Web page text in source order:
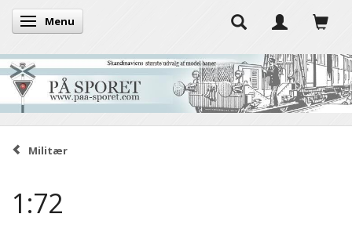
Skifte navigation
Menu
Militær
1:72